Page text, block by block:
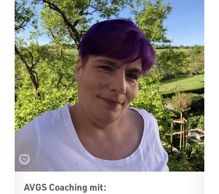
AVGS Coaching mit: